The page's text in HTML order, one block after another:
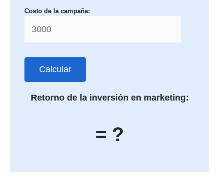
Costo de la campaña:
Calcular
Retorno de la inversión en marketing:
= ?